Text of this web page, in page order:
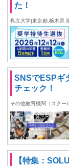
た！
私立大学|東京都,栃木県,
SNSでESPギ
チェック！
その他教育機関（スクー
【特集：